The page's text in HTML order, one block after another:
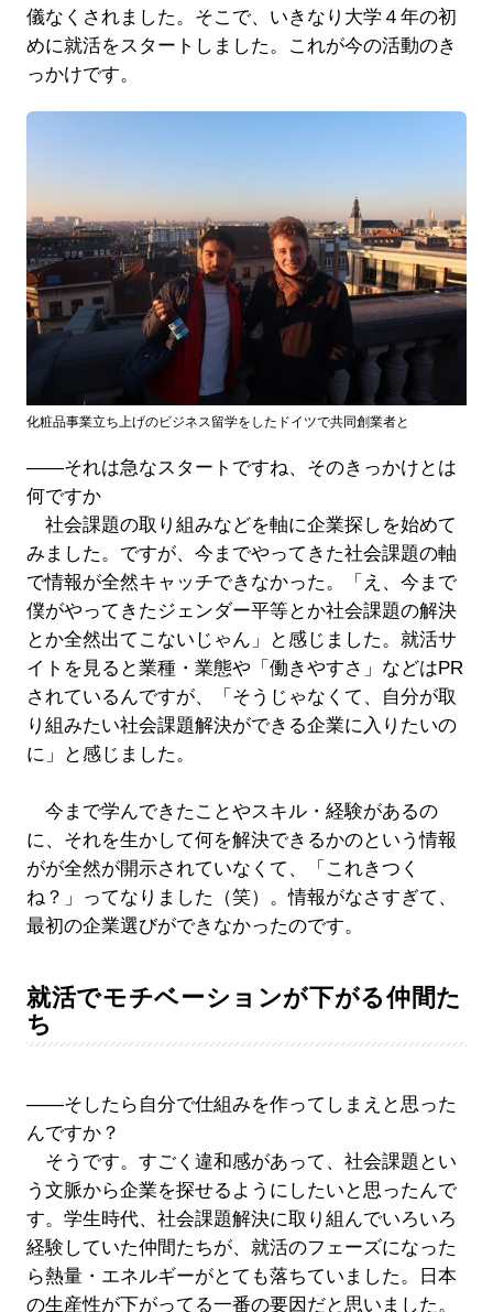
儀なくされました。そこで、いきなり大学４年の初
めに就活をスタートしました。これが今の活動のき
っかけです。
化粧品事業立ち上げのビジネス留学をしたドイツで共同創業者と
――それは急なスタートですね、そのきっかけとは
何ですか
社会課題の取り組みなどを軸に企業探しを始めて
みました。ですが、今までやってきた社会課題の軸
で情報が全然キャッチできなかった。「え、今まで
僕がやってきたジェンダー平等とか社会課題の解決
とか全然出てこないじゃん」と感じました。就活サ
イトを見ると業種・業態や「働きやすさ」などはPR
されているんですが、「そうじゃなくて、自分が取
り組みたい社会課題解決ができる企業に入りたいの
に」と感じました。
今まで学んできたことやスキル・経験があるの
に、それを生かして何を解決できるかのという情報
がが全然が開示されていなくて、「これきつく
ね？」ってなりました（笑）。情報がなさすぎて、
最初の企業選びができなかったのです。
就活でモチベーションが下がる仲間た
ち
――そしたら自分で仕組みを作ってしまえと思った
んですか？
そうです。すごく違和感があって、社会課題とい
う文脈から企業を探せるようにしたいと思ったんで
す。学生時代、社会課題解決に取り組んでいろいろ
経験していた仲間たちが、就活のフェーズになった
ら熱量・エネルギーがとても落ちていました。日本
の生産性が下がってる一番の要因だと思いました。